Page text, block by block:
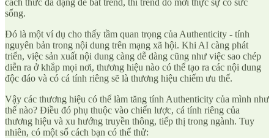
cách thức đa dạng để bắt trend, thì trend đó mới thực sự có sức
sống.
Đó là một ví dụ cho thấy tầm quan trọng của Authenticity - tính
nguyên bản trong nội dung trên mạng xã hội. Khi AI càng phát
triển, việc sản xuất nội dung càng dễ dàng cũng như việc sao chép
diễn ra ở khắp mọi nơi, thương hiệu nào có thể tạo ra các nội dung
độc đáo và có cá tính riêng sẽ là thương hiệu chiếm ưu thế.
Vậy các thương hiệu có thể làm tăng tính Authenticity của mình như
thế nào? Điều đó phụ thuộc vào chiến lược, cá tính riêng của
thương hiệu và xu hướng truyền thông, tiếp thị trong ngành. Tuy
nhiên, có một số cách bạn có thể thử: